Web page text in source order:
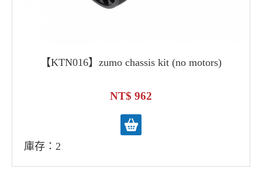
【KTN016】zumo chassis kit (no motors)
962
庫存：2